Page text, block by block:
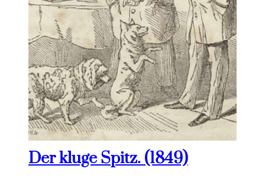
Der kluge Spitz. (1849)